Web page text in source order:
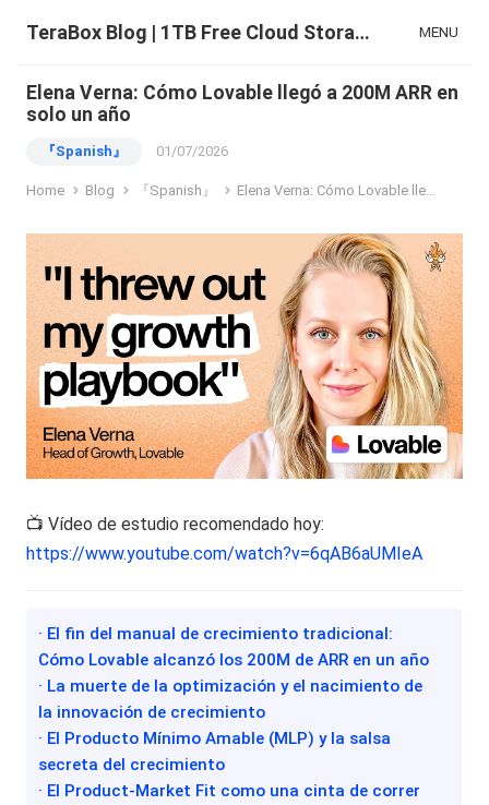
TeraBox Blog | 1TB Free Cloud Storage & All-in-One AI Space MENU
Elena Verna: Cómo Lovable llegó a 200M ARR en
solo un año
『Spanish』 01/07/2026
Home Blog 『Spanish』 Elena Verna: Cómo Lovable llegó a 200M ARR en solo un año
📺 Vídeo de estudio recomendado hoy:
https://www.youtube.com/watch?v=6qAB6aUMIeA
· El fin del manual de crecimiento tradicional:
Cómo Lovable alcanzó los 200M de ARR en un año
· La muerte de la optimización y el nacimiento de
la innovación de crecimiento
· El Producto Mínimo Amable (MLP) y la salsa
secreta del crecimiento
· El Product-Market Fit como una cinta de correr